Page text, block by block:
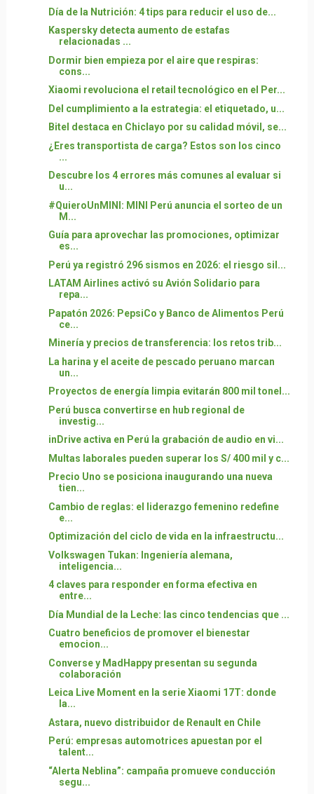
Día de la Nutrición: 4 tips para reducir el uso de...
Kaspersky detecta aumento de estafas
relacionadas ...
Dormir bien empieza por el aire que respiras:
cons...
Xiaomi revoluciona el retail tecnológico en el Per...
Del cumplimiento a la estrategia: el etiquetado, u...
Bitel destaca en Chiclayo por su calidad móvil, se...
¿Eres transportista de carga? Estos son los cinco
...
Descubre los 4 errores más comunes al evaluar si
u...
#QuieroUnMINI: MINI Perú anuncia el sorteo de un
M...
Guía para aprovechar las promociones, optimizar
es...
Perú ya registró 296 sismos en 2026: el riesgo sil...
LATAM Airlines activó su Avión Solidario para
repa...
Papatón 2026: PepsiCo y Banco de Alimentos Perú
ce...
Minería y precios de transferencia: los retos trib...
La harina y el aceite de pescado peruano marcan
un...
Proyectos de energía limpia evitarán 800 mil tonel...
Perú busca convertirse en hub regional de
investig...
inDrive activa en Perú la grabación de audio en vi...
Multas laborales pueden superar los S/ 400 mil y c...
Precio Uno se posiciona inaugurando una nueva
tien...
Cambio de reglas: el liderazgo femenino redefine
e...
Optimización del ciclo de vida en la infraestructu...
Volkswagen Tukan: Ingeniería alemana,
inteligencia...
4 claves para responder en forma efectiva en
entre...
Día Mundial de la Leche: las cinco tendencias que ...
Cuatro beneficios de promover el bienestar
emocion...
Converse y MadHappy presentan su segunda
colaboración
Leica Live Moment en la serie Xiaomi 17T: donde
la...
Astara, nuevo distribuidor de Renault en Chile
Perú: empresas automotrices apuestan por el
talent...
“Alerta Neblina”: campaña promueve conducción
segu...